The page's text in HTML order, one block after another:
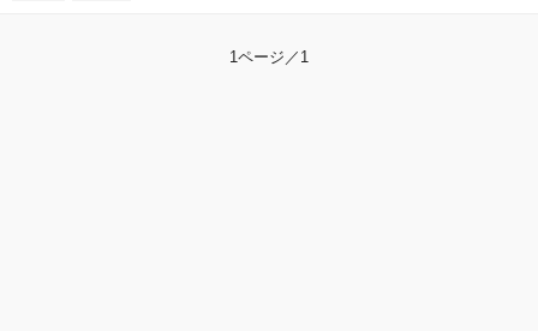
1ページ／1